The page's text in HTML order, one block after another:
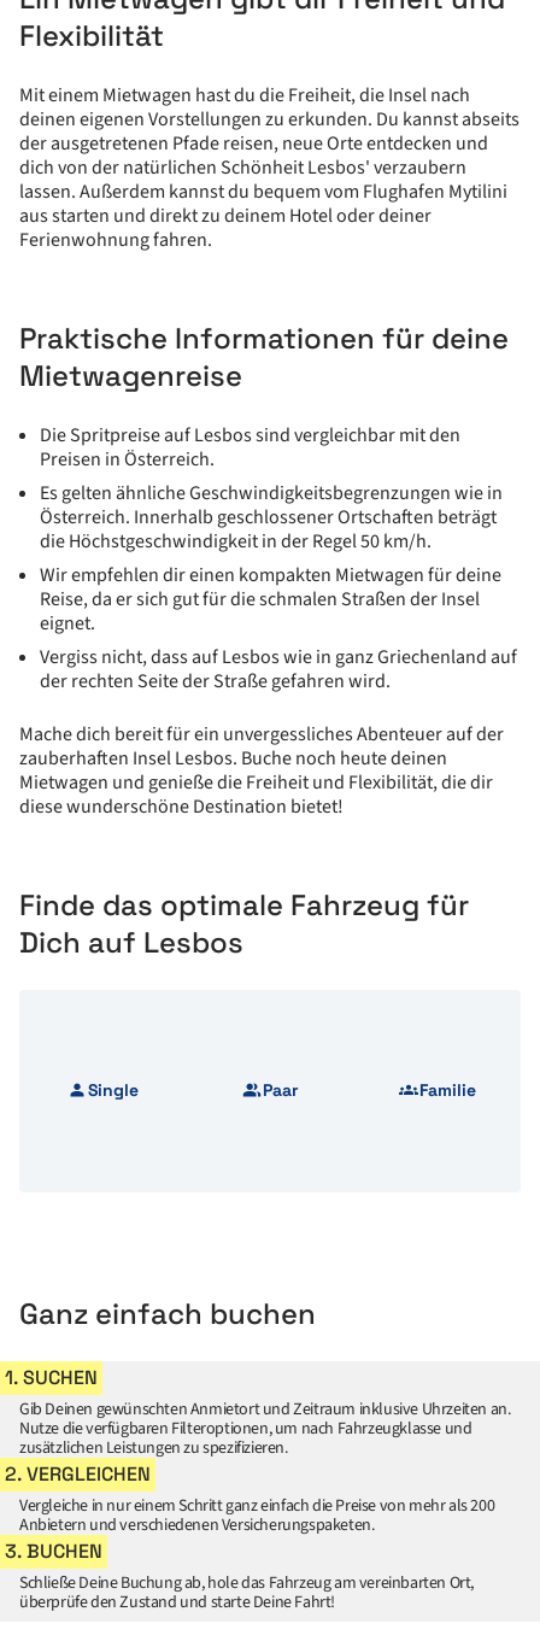
Flexibilität
Mit einem Mietwagen hast du die Freiheit, die Insel nach
deinen eigenen Vorstellungen zu erkunden. Du kannst abseits
der ausgetretenen Pfade reisen, neue Orte entdecken und
dich von der natürlichen Schönheit Lesbos' verzaubern
lassen. Außerdem kannst du bequem vom Flughafen Mytilini
aus starten und direkt zu deinem Hotel oder deiner
Ferienwohnung fahren.
Praktische Informationen für deine
Mietwagenreise
Die Spritpreise auf Lesbos sind vergleichbar mit den
Preisen in Österreich.
Es gelten ähnliche Geschwindigkeitsbegrenzungen wie in
Österreich. Innerhalb geschlossener Ortschaften beträgt
die Höchstgeschwindigkeit in der Regel 50 km/h.
Wir empfehlen dir einen kompakten Mietwagen für deine
Reise, da er sich gut für die schmalen Straßen der Insel
eignet.
Vergiss nicht, dass auf Lesbos wie in ganz Griechenland auf
der rechten Seite der Straße gefahren wird.
Mache dich bereit für ein unvergessliches Abenteuer auf der
zauberhaften Insel Lesbos. Buche noch heute deinen
Mietwagen und genieße die Freiheit und Flexibilität, die dir
diese wunderschöne Destination bietet!
Finde das optimale Fahrzeug für
Dich auf Lesbos
Single Paar Familie
Ganz einfach buchen
1. SUCHEN
Gib Deinen gewünschten Anmietort und Zeitraum inklusive Uhrzeiten an.
Nutze die verfügbaren Filteroptionen, um nach Fahrzeugklasse und
zusätzlichen Leistungen zu spezifizieren.
2. VERGLEICHEN
Vergleiche in nur einem Schritt ganz einfach die Preise von mehr als 200
Anbietern und verschiedenen Versicherungspaketen.
3. BUCHEN
Schließe Deine Buchung ab, hole das Fahrzeug am vereinbarten Ort,
überprüfe den Zustand und starte Deine Fahrt!